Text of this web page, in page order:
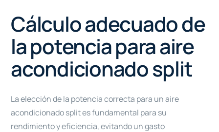
Cálculo adecuado de
la potencia para aire
acondicionado split
La elección de la potencia correcta para un aire
acondicionado split es fundamental para su
rendimiento y eficiencia, evitando un gasto